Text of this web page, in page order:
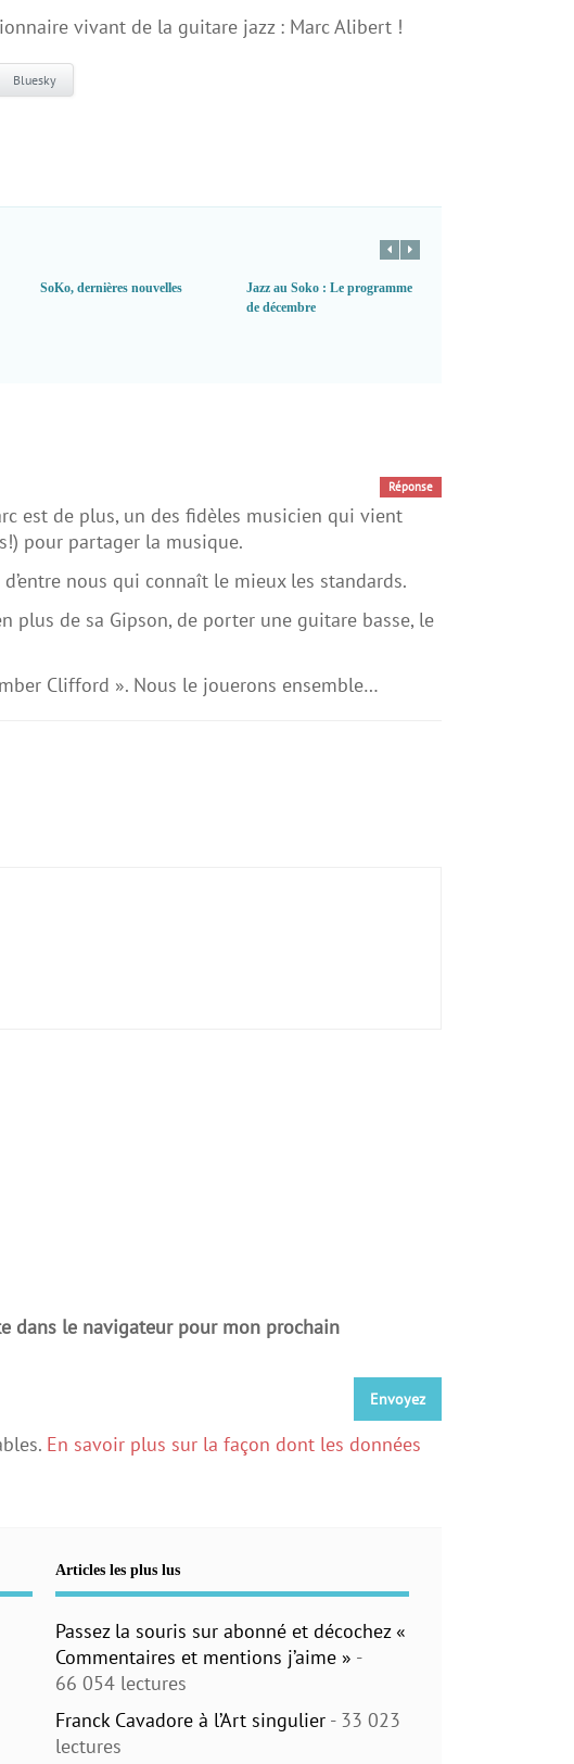
vivant de la guitare jazz : Marc Alibert !
Bluesky
SoKo, dernières nouvelles
Jazz au Soko : Le programme
de décembre
Réponse
est de plus, un des fidèles musicien qui vient
pour partager la musique.
nous qui connaît le mieux les standards.
plus de sa Gipson, de porter une guitare basse, le
Clifford ». Nous le jouerons ensemble…
dans le navigateur pour mon prochain
En savoir plus sur la façon dont les données
Articles les plus lus
Passez la souris sur abonné et décochez «
Commentaires et mentions j’aime » -
66 054 lectures
Franck Cavadore à l’Art singulier - 33 023
lectures